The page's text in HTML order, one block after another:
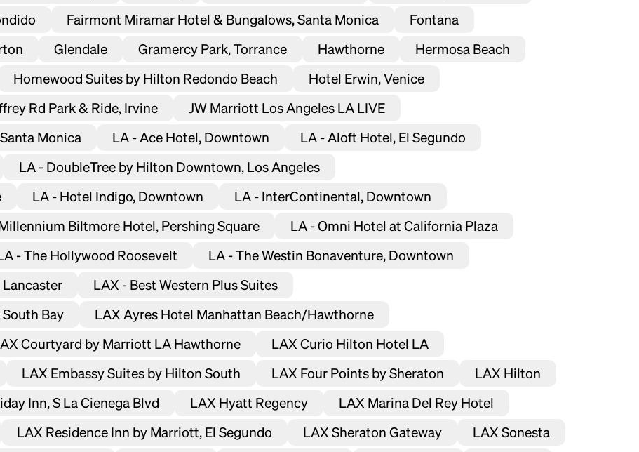
Fairmont Miramar Hotel & Bungalows, Santa Monica
Fontana
Glendale Gramercy Park, Torrance Hawthorne
Hermosa Beach
Homewood Suites by Hilton Redondo Beach
Hotel Erwin, Venice
Rd Park & Ride, Irvine
JW Marriott Los Angeles LA LIVE
Monica
LA - Ace Hotel, Downtown
LA - Aloft Hotel, El Segundo
LA - DoubleTree by Hilton Downtown, Los Angeles
LA - Hotel Indigo, Downtown
LA - InterContinental, Downtown
Biltmore Hotel, Pershing Square
LA - Omni Hotel at California Plaza
- The Hollywood Roosevelt
LA - The Westin Bonaventure, Downtown
Lancaster
LAX - Best Western Plus Suites
Bay
LAX Ayres Hotel Manhattan Beach/Hawthorne
Courtyard by Marriott LA Hawthorne
LAX Curio Hilton Hotel LA
LAX Embassy Suites by Hilton South LAX Four Points by Sheraton
LAX Hilton
Inn, S La Cienega Blvd LAX Hyatt Regency
LAX Marina Del Rey Hotel
LAX Residence Inn by Marriott, El Segundo LAX Sheraton Gateway
LAX Sonesta
Headline
Lorem Ipsum is simply dummy text of the
printing and typesetting industry.
Lorem
Ipsum has been the industry's standard
dummy text ever since the 1500s, when an
unknown printer took a galley of type and
scrambled it to make a type specimen book. It